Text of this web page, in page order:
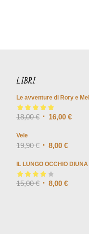
LIBRI
Le avventure di Rory e
Valutato5.00
su
18,00€ 16,00 €
Vele
19,90€ 8,00 €
IL LUNGO OCCHIO
Valutato4.00
15,00€ 8,00 €